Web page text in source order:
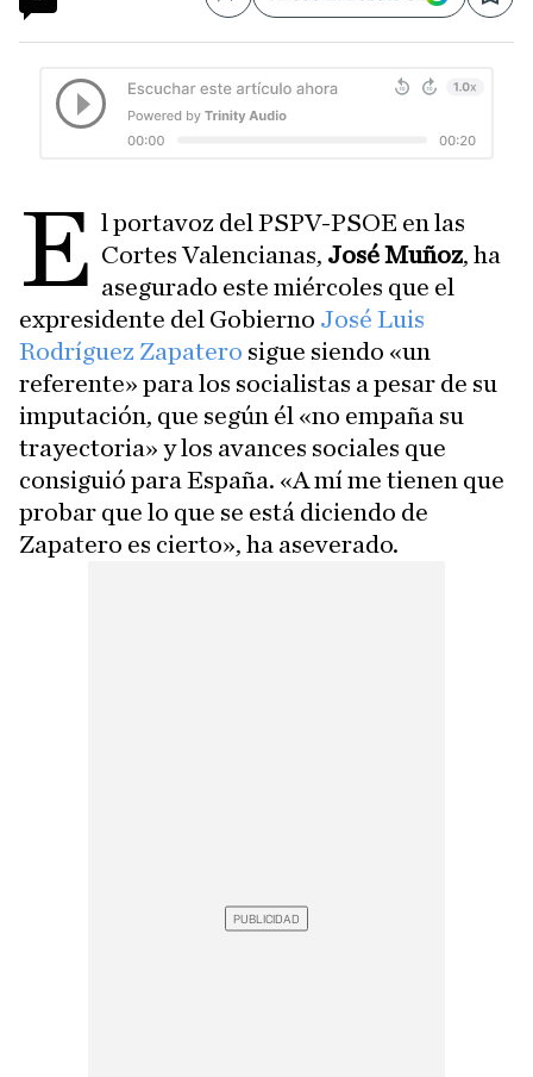
E l portavoz del PSPV-PSOE en las
Cortes Valencianas, José Muñoz, ha
asegurado este miércoles que el
expresidente del Gobierno José Luis
Rodríguez Zapatero sigue siendo «un
referente» para los socialistas a pesar de su
imputación, que según él «no empaña su
trayectoria» y los avances sociales que
consiguió para España. «A mí me tienen que
probar que lo que se está diciendo de
Zapatero es cierto», ha aseverado.